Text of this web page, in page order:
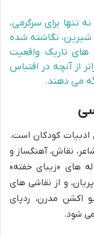
نه تنها برای سرگرمی،
شیرین، نگاشته شده
تاریک واقعیت
از آنچه در اقتباس
می دهند.
ادبیات کودکان است.
نقاش، آهنگساز و
های «زیبای خفته»
و از نقاشی های
اکشن مدرن، ردپای
می شود.